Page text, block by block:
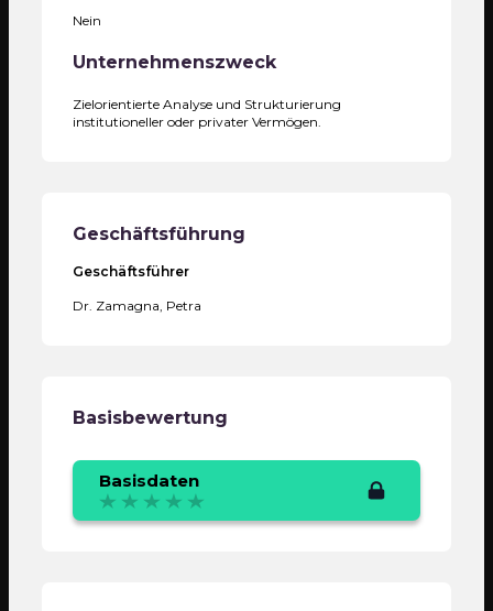
Nein
Unternehmenszweck
Zielorientierte Analyse und Strukturierung
institutioneller oder privater Vermögen.
Geschäftsführung
Geschäftsführer
Dr. Zamagna, Petra
Basisbewertung
Basisdaten